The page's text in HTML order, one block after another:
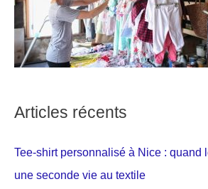
Articles récents
Tee-shirt personnalisé à Nice : quand
une seconde vie au textile